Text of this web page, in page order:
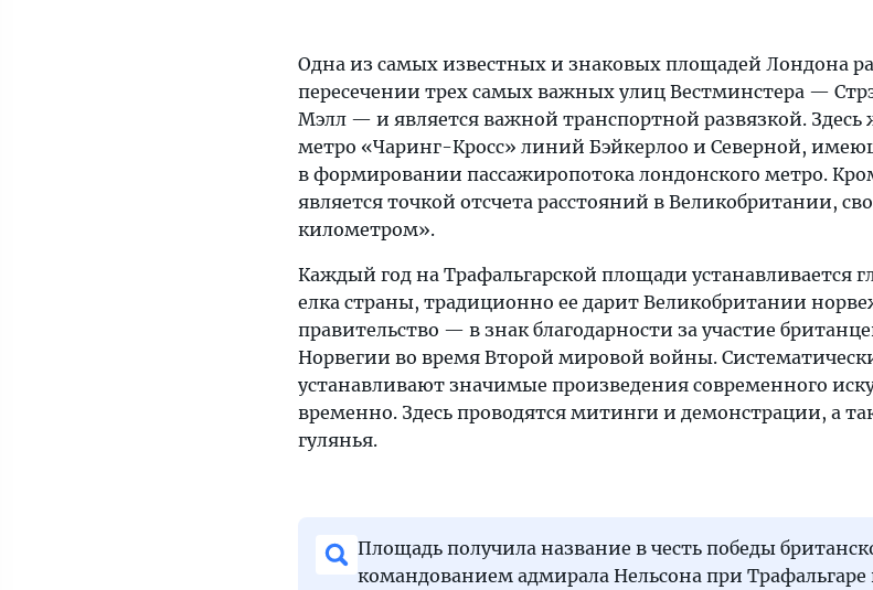
Одна из самых известных и знаковых площадей Лондона
пересечении трех самых важных улиц Вестминстера —
Мэлл — и является важной транспортной развязкой. Здесь
метро «Чаринг-Кросс» линий Бэйкерлоо и Северной,
в формировании пассажиропотока лондонского метро.
является точкой отсчета расстояний в Великобритании,
километром».
Каждый год на Трафальгарской площади устанавливается
елка страны, традиционно ее дарит Великобритании
правительство — в знак благодарности за участие
Норвегии во время Второй мировой войны.
устанавливают значимые произведения современного
временно. Здесь проводятся митинги и демонстрации, а
гулянья.
Площадь получила название в честь победы
командованием адмирала Нельсона при Трафальгаре